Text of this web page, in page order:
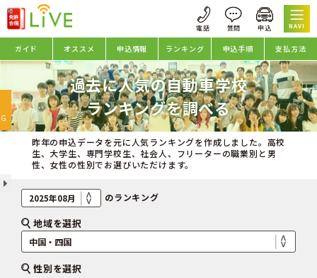
NAVI
ガイド オススメ 申込情報 ランキング 申込手順 支払方法
過去に人気の自動車学校
ランキングを調べる
昨年の申込データを元に人気ランキングを作成しました。高校
生、大学生、専門学校生、社会人、フリーターの職業別と男
性、女性の性別でお選びいただけます。
のランキング
地域を選択
性別を選択